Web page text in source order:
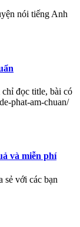
nói tiếng Anh
đọc title, bài có
phat-am-chuan/
và miễn phí
sẻ với các bạn